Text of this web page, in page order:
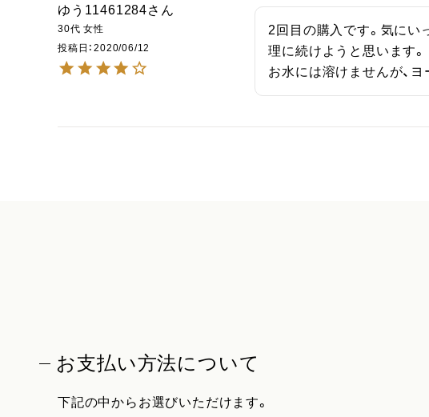
ゆう11461284
30代 女性
投稿日
2020/06/12
2回目の購入です。気にい
理に続けようと思います。
お水には溶けませんが、
お支払い方法について
下記の中からお選びいただけます。